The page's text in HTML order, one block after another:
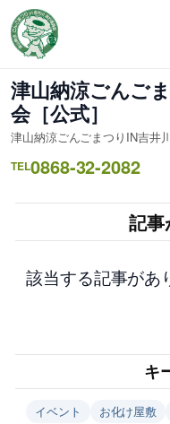
容
を
ス
キ
ッ
プ
津山納涼ごんご
会［公式］
津山納涼ごんごまつりIN吉井
TEL0868-32-2082
記事
該当する記事があ
キ
イベント お化け屋敷